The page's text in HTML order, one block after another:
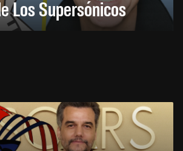
Los Supersónicos